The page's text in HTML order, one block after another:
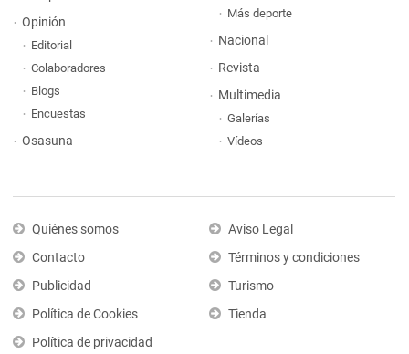
Opinión
Editorial
Colaboradores
Blogs
Encuestas
Osasuna
Más deporte
Nacional
Revista
Multimedia
Galerías
Vídeos
Quiénes somos
Contacto
Publicidad
Política de Cookies
Política de privacidad
Aviso Legal
Términos y condiciones
Turismo
Tienda